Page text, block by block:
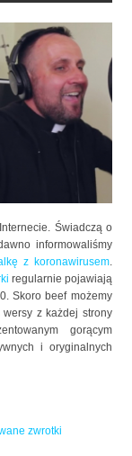
Świadczą o
informowaliśmy
z koronawirusem.
regularnie pojawiają
Skoro beef możemy
z każdej strony
gorącym
i oryginalnych
zwrotki